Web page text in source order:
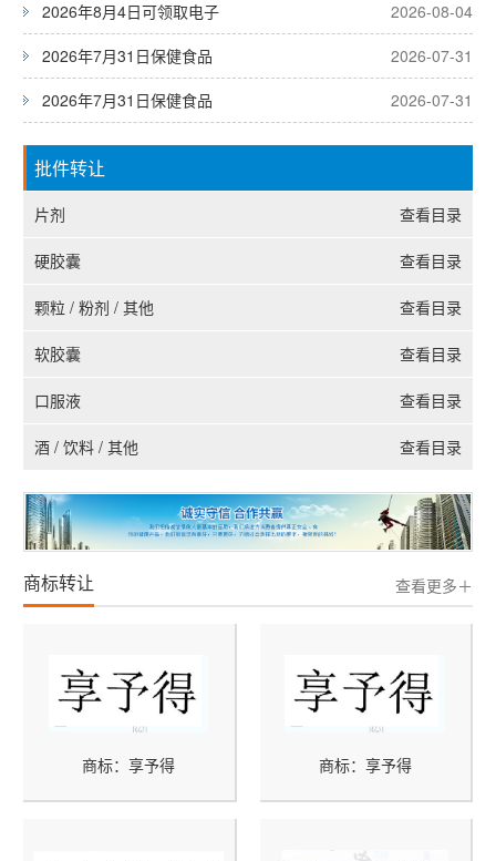
2026年8月4日可领取电子
2026-08-04
2026年7月31日保健食品
2026-07-31
2026年7月31日保健食品
2026-07-31
批件转让
片剂 查看目录
硬胶囊 查看目录
颗粒 / 粉剂 / 其他 查看目录
软胶囊 查看目录
口服液 查看目录
酒 / 饮料 / 其他 查看目录
商标转让 查看更多＋
商标：享予得 商标：享予得